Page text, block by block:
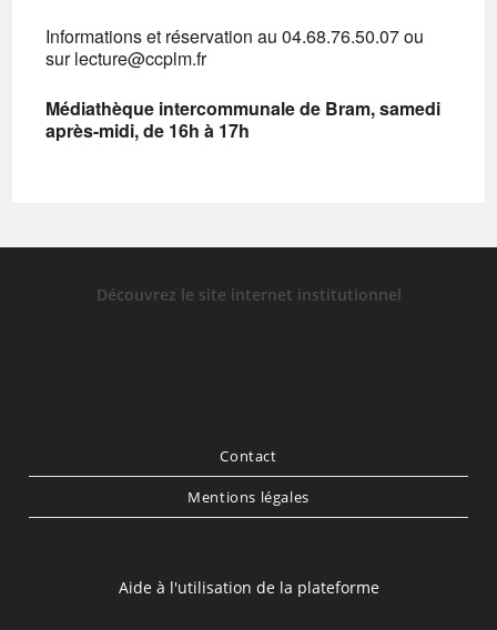
Informations et réservation au 04.68.76.50.07 ou
sur lecture@ccplm.fr
Médiathèque intercommunale de Bram, samedi
après-midi, de 16h à 17h
Découvrez le site internet institutionnel
Contact
Mentions légales
Aide à l'utilisation de la plateforme